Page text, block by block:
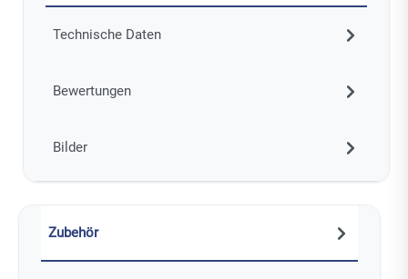
Technische Daten
Bewertungen
Bilder
Zubehör